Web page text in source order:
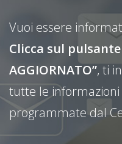
Vuoi essere
Clicca sul pulsante
AGGIORNATO”, ti
tutte le informazioni
programmate dal